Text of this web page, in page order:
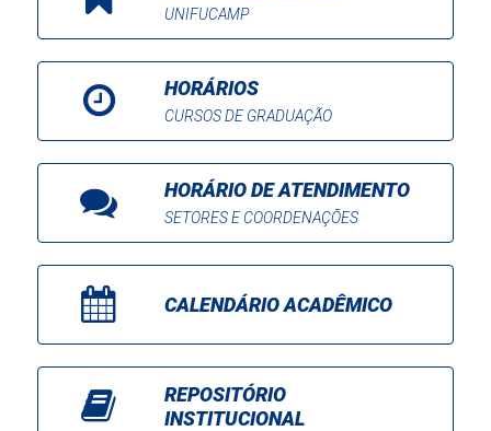
UNIFUCAMP
HORÁRIOS
CURSOS DE GRADUAÇÃO
HORÁRIO DE ATENDIMENTO
SETORES E COORDENAÇÕES
CALENDÁRIO ACADÊMICO
REPOSITÓRIO
INSTITUCIONAL